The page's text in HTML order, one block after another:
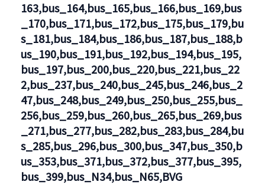
163,bus_164,bus_165,bus_166,bus_169,bus
_170,bus_171,bus_172,bus_175,bus_179,bu
s_181,bus_184,bus_186,bus_187,bus_188,b
us_190,bus_191,bus_192,bus_194,bus_195,
bus_197,bus_200,bus_220,bus_221,bus_22
2,bus_237,bus_240,bus_245,bus_246,bus_2
47,bus_248,bus_249,bus_250,bus_255,bus_
256,bus_259,bus_260,bus_265,bus_269,bus
_271,bus_277,bus_282,bus_283,bus_284,bu
s_285,bus_296,bus_300,bus_347,bus_350,b
us_353,bus_371,bus_372,bus_377,bus_395,
bus_399,bus_N34,bus_N65,BVG